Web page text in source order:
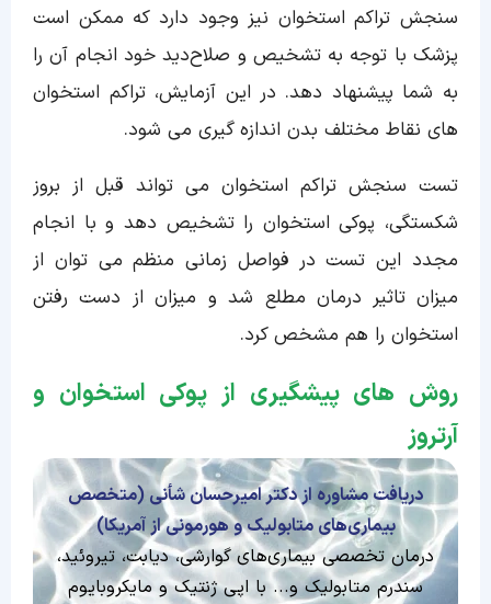
سنجش تراکم استخوان نیز وجود دارد که ممکن است
پزشک با توجه به تشخیص و صلاح‌دید خود انجام آن را
به شما پیشنهاد دهد. در این آزمایش، تراکم استخوان
های نقاط مختلف بدن اندازه گیری می شود.
تست سنجش تراکم استخوان می تواند قبل از بروز
شکستگی، پوکی استخوان را تشخیص دهد و با انجام
مجدد این تست در فواصل زمانی منظم می توان از
میزان تاثیر درمان مطلع شد و میزان از دست رفتن
استخوان را هم مشخص کرد.
روش های پیشگیری از پوکی استخوان و
آرتروز
دریافت مشاوره از دکتر امیرحسان شأنی (متخصص
بیماری‌های متابولیک و هورمونی از آمریکا)
درمان تخصصی بیماری‌های گوارشی، دیابت، تیروئید،
سندرم متابولیک و... با اپی ژنتیک و مایکروبایوم